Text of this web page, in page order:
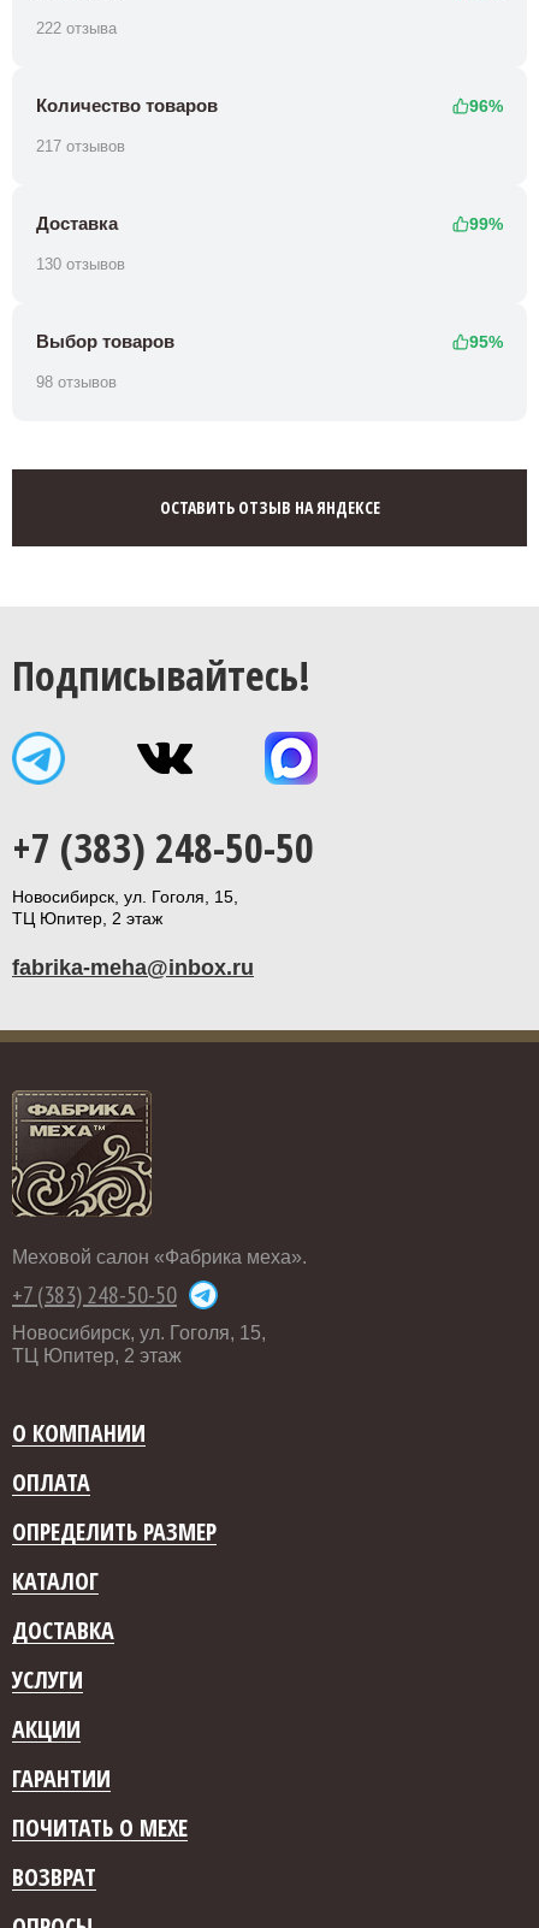
222 отзыва
Количество товаров 96%
217 отзывов
Доставка 99%
130 отзывов
Выбор товаров 95%
98 отзывов
ОСТАВИТЬ ОТЗЫВ НА ЯНДЕКСЕ
Подписывайтесь!
+7 (383) 248-50-50
Новосибирск, ул. Гоголя, 15,
ТЦ Юпитер, 2 этаж
fabrika-meha@inbox.ru
Меховой салон «Фабрика меха».
+7 (383) 248-50-50
Новосибирск, ул. Гоголя, 15,
ТЦ Юпитер, 2 этаж
О КОМПАНИИ
ОПЛАТА
ОПРЕДЕЛИТЬ РАЗМЕР
КАТАЛОГ
ДОСТАВКА
УСЛУГИ
АКЦИИ
ГАРАНТИИ
ПОЧИТАТЬ О МЕХЕ
ВОЗВРАТ